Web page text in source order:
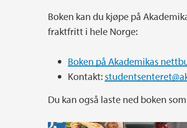
Boken kan du kjøpe på
fraktfritt i hele Norge:
Boken på Akademikas
Kontakt:
Du kan også laste ned boken